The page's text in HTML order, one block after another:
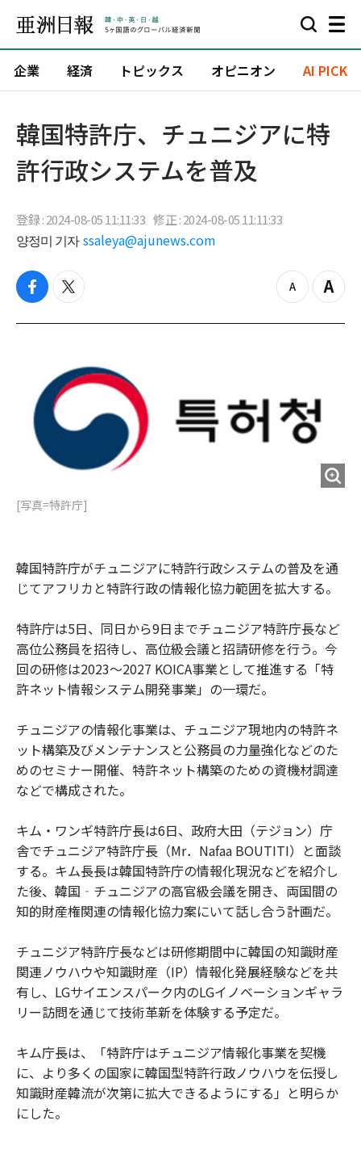
企業 経済 トピックス オピニオン AI PICK
韓国特許庁、チュニジアに特
許行政システムを普及
登録 : 2024-08-05 11:11:33 修正 : 2024-08-05 11:11:33
양정미 기자 ssaleya@ajunews.com
f
c
k
t
i
e
r
z
o
Z
o
[写真=特許庁]
韓国特許庁がチュニジアに特許行政システムの普及を通
じてアフリカと特許行政の情報化協力範囲を拡大する。
特許庁は5日、同日から9日までチュニジア特許庁長など
高位公務員を招待し、高位級会議と招請研修を行う。今
回の研修は2023～2027 KOICA事業として推進する「特
許ネット情報システム開発事業」の一環だ。
チュニジアの情報化事業は、チュニジア現地内の特許ネ
ット構築及びメンテナンスと公務員の力量強化などのた
めのセミナー開催、特許ネット構築のための資機材調達
などで構成された。
キム・ワンギ特許庁長は6日、政府大田（テジョン）庁
舎でチュニジア特許庁長（Mr．Nafaa BOUTITI）と面談
する。キム長長は韓国特許庁の情報化現況などを紹介し
た後、韓国‐チュニジアの高官級会議を開き、両国間の
知的財産権関連の情報化協力案にいて話し合う計画だ。
チュニジア特許庁長などは研修期間中に韓国の知識財産
関連ノウハウや知識財産（IP）情報化発展経験などを共
有し、LGサイエンスパーク内のLGイノベーションギャラ
リー訪問を通じて技術革新を体験する予定だ。
キム庁長は、「特許庁はチュニジア情報化事業を契機
に、より多くの国家に韓国型特許行政ノウハウを伝授し
知識財産韓流が次第に拡大できるようにする」と明らか
にした。